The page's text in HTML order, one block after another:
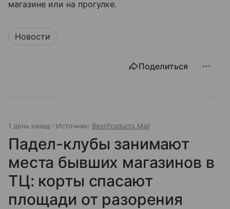
магазине или на прогулке.
Новости
Поделиться
1 день назад Источник: BestProducts Mail
Падел-клубы занимают
места бывших магазинов в
ТЦ: корты спасают
площади от разорения